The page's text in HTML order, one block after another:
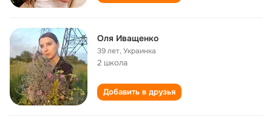
Оля Иващенко
39 лет,Украинка
2 школа
Добавить в друзья